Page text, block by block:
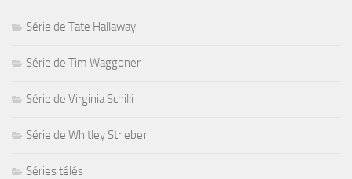
Série de Tate Hallaway
Série de Tim Waggoner
Série de Virginia Schilli
Série de Whitley Strieber
Séries télés